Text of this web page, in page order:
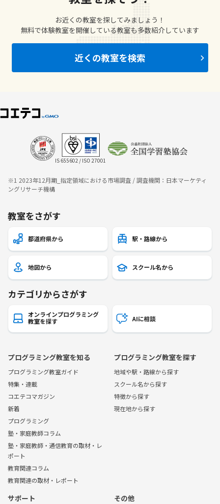
お近くの教室を探してみましょう！
無料で体験教室を開催している教室も多数紹介しています
近くの教室を検索
IS 655602 / ISO 27001
※1 2023年12月期_指定領域における市場調査 / 調査機関：日本マーケティ
ングリサーチ機構
教室をさがす
都道府県から 駅・路線から
地図から スクール名から
カテゴリからさがす
オンラインプログラミング
教室を探す
AIに相談
プログラミング教室を知る
プログラミング教室ガイド
特集・連載
コエテコマガジン
新着
プログラミング
塾・家庭教師コラム
塾・家庭教師・通信教育の取材・レ
ポート
教育関連コラム
教育関連の取材・レポート
プログラミング教室を探す
地域や駅・路線から探す
スクール名から探す
特徴から探す
現在地から探す
サポート その他